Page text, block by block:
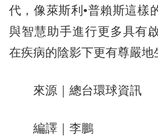
代，像萊斯利•普賴斯這樣
與智慧助手進行更多具有
在疾病的陰影下更有尊嚴地
來源｜總台環球資訊
編譯｜李鵬